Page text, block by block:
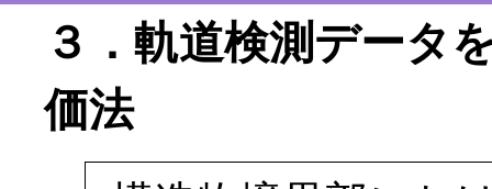
３．軌道検測データ
価法